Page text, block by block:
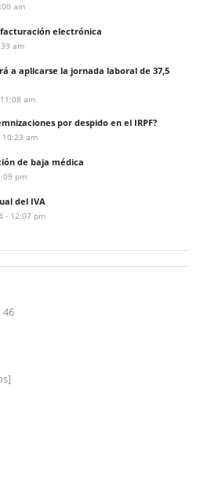
am
electrónica
am
a aplicarse la jornada laboral de 37,5
am
por despido en el IRPF?
10:23 am
de baja médica
pm
del IVA
- 12:07 pm
46